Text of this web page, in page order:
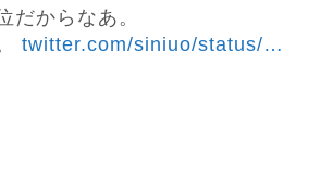
だからなあ。
twitter.com/siniuo/status/…